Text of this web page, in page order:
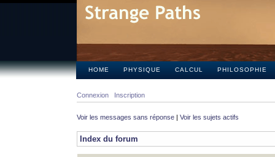
HOME PHYSIQUE CALCUL PHILOSOPHIE
Connexion Inscription
Voir les messages sans réponse | Voir les sujets actifs
Index du forum